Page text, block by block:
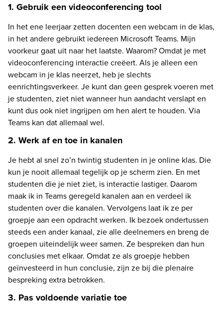
1. Gebruik een videoconferencing tool
In het ene leerjaar zetten docenten een webcam in de klas,
in het andere gebruikt iedereen Microsoft Teams. Mijn
voorkeur gaat uit naar het laatste. Waarom? Omdat je met
videoconferencing interactie creëert. Als je alleen een
webcam in je klas neerzet, heb je slechts
eenrichtingsverkeer. Je kunt dan geen gesprek voeren met
je studenten, ziet niet wanneer hun aandacht verslapt en
kunt dus ook niet ingrijpen om hen alert te houden. Via
Teams kan dat allemaal wel.
2. Werk af en toe in kanalen
Je hebt al snel zo’n twintig studenten in je online klas. Die
kun je nooit allemaal tegelijk op je scherm zien. En met
studenten die je niet ziet, is interactie lastiger. Daarom
maak ik in Teams geregeld kanalen aan en verdeel ik
studenten over die kanalen. Vervolgens laat ik ze per
groepje aan een opdracht werken. Ik bezoek ondertussen
steeds een ander kanaal, zie alle deelnemers en breng de
groepen uiteindelijk weer samen. Ze bespreken dan hun
conclusies met elkaar. Omdat ze als groepje hebben
geïnvesteerd in hun conclusie, zijn ze bij die plenaire
bespreking extra betrokken.
3. Pas voldoende variatie toe